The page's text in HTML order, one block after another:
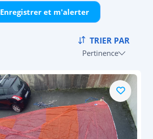
Enregistrer et m'alerter
TRIER PAR
Pertinence